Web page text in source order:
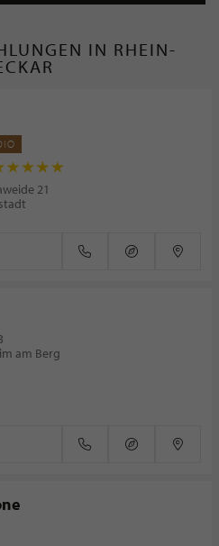
IN RHEIN-
21
am Berg